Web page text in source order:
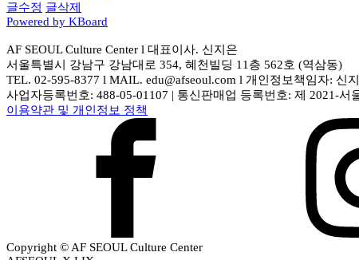
글수정 글삭제
Powered by KBoard
AF SEOUL Culture Center l 대표이사. 신지은
서울특별시 강남구 강남대로 354, 혜천빌딩 11층 562호 (역삼동)
TEL. 02-595-8377 l MAIL. edu@afseoul.com l 개인정보책임자: 신
사업자등록번호: 488-05-01107 | 통신판매업 등록번호: 제 2021-서
이용약관 및 개인정보 정책
Copyright © AF SEOUL Culture Center